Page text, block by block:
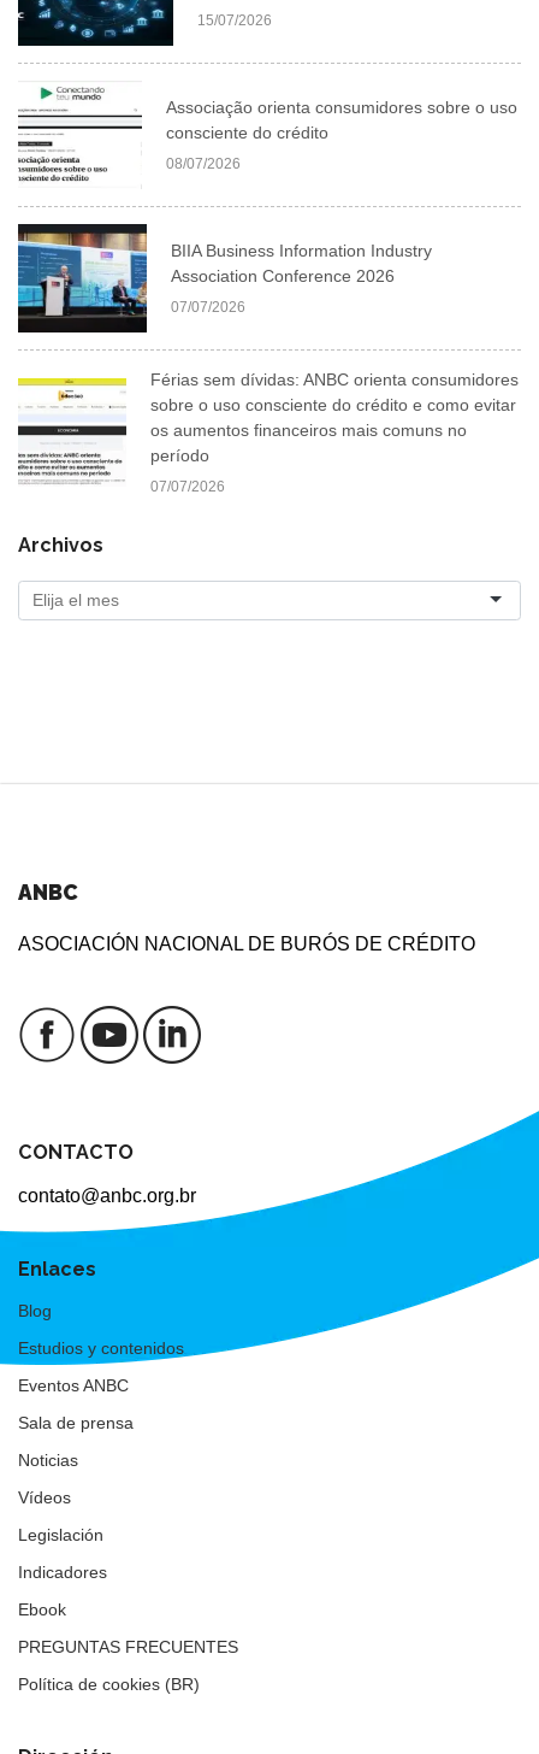
15/07/2026
Associação orienta consumidores sobre o uso
consciente do crédito
08/07/2026
BIIA Business Information Industry
Association Conference 2026
07/07/2026
Férias sem dívidas: ANBC orienta consumidores
sobre o uso consciente do crédito e como evitar
os aumentos financeiros mais comuns no
período
07/07/2026
Archivos
ANBC
ASOCIACIÓN NACIONAL DE BURÓS DE CRÉDITO
CONTACTO
contato@anbc.org.br
Enlaces
Blog
Estudios y contenidos
Eventos ANBC
Sala de prensa
Noticias
Vídeos
Legislación
Indicadores
Ebook
PREGUNTAS FRECUENTES
Política de cookies (BR)